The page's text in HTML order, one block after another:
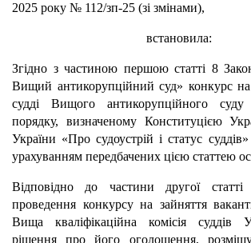
2025 року № 112/зп-25 (зі змінами),
встановила:
Згідно з частиною першою статті 8
Вищий антикорупційний суд» конкурс на
судді Вищого антикорупційного суду
порядку, визначеному Конституцією
України «Про судоустрій і статус
урахуванням передбачених цією статтею
Відповідно до частини другої
проведення конкурсу на зайняття
Вища кваліфікаційна комісія суддів
рішення про його оголошення,